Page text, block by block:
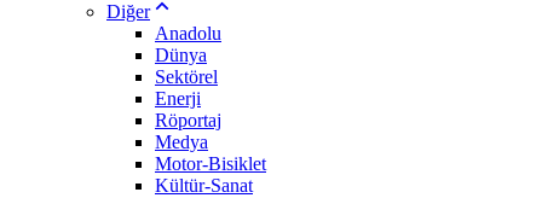
Diğer
Anadolu
Dünya
Sektörel
Enerji
Röportaj
Medya
Motor-Bisiklet
Kültür-Sanat